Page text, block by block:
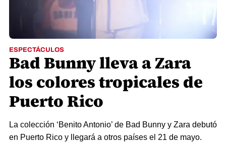
ESPECTÁCULOS
Bad Bunny lleva a Zara
los colores tropicales de
Puerto Rico
La colección ‘Benito Antonio’ de Bad Bunny y Zara debutó
en Puerto Rico y llegará a otros países el 21 de mayo.